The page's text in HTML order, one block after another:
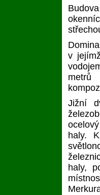
v
metrů
Jižní
haly.
haly,